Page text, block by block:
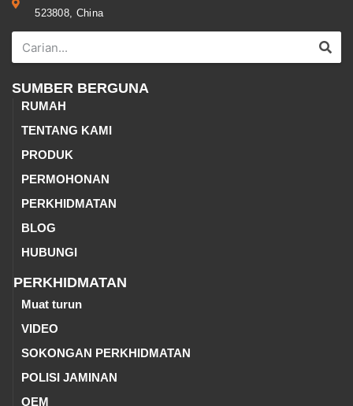
523808, China
SUMBER BERGUNA
RUMAH
TENTANG KAMI
PRODUK
PERMOHONAN
PERKHIDMATAN
BLOG
HUBUNGI
PERKHIDMATAN
Muat turun
VIDEO
SOKONGAN PERKHIDMATAN
POLISI JAMINAN
OEM